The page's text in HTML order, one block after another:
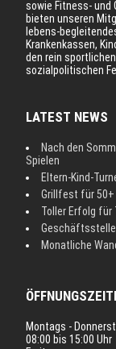
sowie Fitness- und
bieten unseren
lebens-
Krankenkassen,
den rein
sozialpolitischen
LATEST NEWS
Nach den
Spielen
Eltern-Kind-
Grillfest für 50+
Toller Erfolg für
Monatliche
Montags -
08:00 bis 15:00 Uhr